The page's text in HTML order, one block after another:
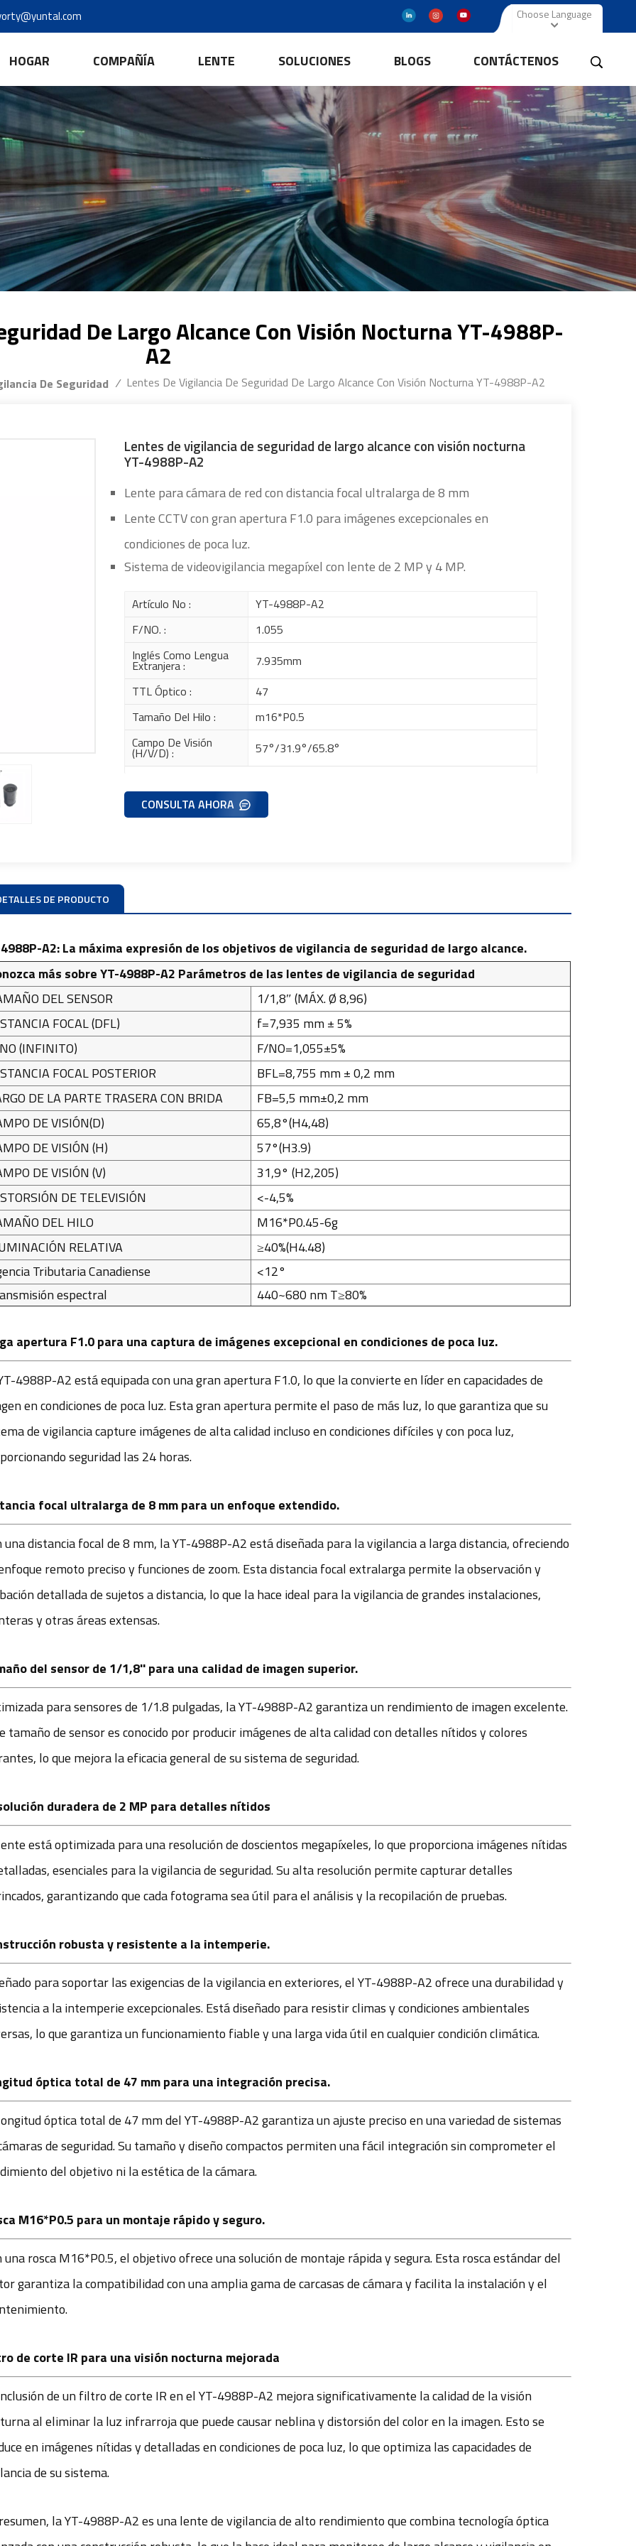
Choose Language
HOGAR COMPAÑÍA LENTE SOLUCIONES BLOGS CONTÁCTENOS
De Largo Alcance Con Visión Nocturna YT-4988P-
A2
De Seguridad / Lentes De Vigilancia De Seguridad De Largo Alcance Con Visión Nocturna YT-4988P-A2
Lentes de vigilancia de seguridad de largo alcance con visión nocturna
YT-4988P-A2
Lente para cámara de red con distancia focal ultralarga de 8 mm
Lente CCTV con gran apertura F1.0 para imágenes excepcionales en
condiciones de poca luz.
Sistema de videovigilancia megapíxel con lente de 2 MP y 4 MP.
Artículo No :
YT-4988P-A2
F/NO. :
1.055
Inglés Como Lengua
Extranjera :
7.935mm
TTL Óptico :
47
Tamaño Del Hilo :
m16*P0.5
Campo De Visión
(H/V/D) : 57°/31.9°/65.8°
CONSULTA AHORA
DE PRODUCTO
A2: La máxima expresión de los objetivos de vigilancia de seguridad de largo alcance.
más sobre YT-4988P-A2 Parámetros de las lentes de vigilancia de seguridad
DEL SENSOR
1/1,8″ (MÁX. Ø 8,96)
FOCAL (DFL)
f=7,935 mm ± 5%
(INFINITO)
F/NO=1,055±5%
FOCAL POSTERIOR
BFL=8,755 mm ± 0,2 mm
DE LA PARTE TRASERA CON BRIDA
FB=5,5 mm±0,2 mm
DE VISIÓN(D)
65,8°(H4,48)
DE VISIÓN (H)
57°(H3.9)
DE VISIÓN (V)
31,9° (H2,205)
DE TELEVISIÓN
<-4,5%
DEL HILO
M16*P0.45-6g
RELATIVA
≥40%(H4.48)
Tributaria Canadiense
<12°
espectral
440~680 nm T≥80%
apertura F1.0 para una captura de imágenes excepcional en condiciones de poca luz.
4988P-A2 está equipada con una gran apertura F1.0, lo que la convierte en líder en capacidades de
en condiciones de poca luz. Esta gran apertura permite el paso de más luz, lo que garantiza que su
de vigilancia capture imágenes de alta calidad incluso en condiciones difíciles y con poca luz,
seguridad las 24 horas.
focal ultralarga de 8 mm para un enfoque extendido.
una distancia focal de 8 mm, la YT-4988P-A2 está diseñada para la vigilancia a larga distancia, ofreciendo
remoto preciso y funciones de zoom. Esta distancia focal extralarga permite la observación y
detallada de sujetos a distancia, lo que la hace ideal para la vigilancia de grandes instalaciones,
y otras áreas extensas.
del sensor de 1/1,8'' para una calidad de imagen superior.
para sensores de 1/1.8 pulgadas, la YT-4988P-A2 garantiza un rendimiento de imagen excelente.
tamaño de sensor es conocido por producir imágenes de alta calidad con detalles nítidos y colores
lo que mejora la eficacia general de su sistema de seguridad.
duradera de 2 MP para detalles nítidos
está optimizada para una resolución de doscientos megapíxeles, lo que proporciona imágenes nítidas
esenciales para la vigilancia de seguridad. Su alta resolución permite capturar detalles
garantizando que cada fotograma sea útil para el análisis y la recopilación de pruebas.
robusta y resistente a la intemperie.
para soportar las exigencias de la vigilancia en exteriores, el YT-4988P-A2 ofrece una durabilidad y
a la intemperie excepcionales. Está diseñado para resistir climas y condiciones ambientales
lo que garantiza un funcionamiento fiable y una larga vida útil en cualquier condición climática.
óptica total de 47 mm para una integración precisa.
óptica total de 47 mm del YT-4988P-A2 garantiza un ajuste preciso en una variedad de sistemas
de seguridad. Su tamaño y diseño compactos permiten una fácil integración sin comprometer el
del objetivo ni la estética de la cámara.
M16*P0.5 para un montaje rápido y seguro.
una rosca M16*P0.5, el objetivo ofrece una solución de montaje rápida y segura. Esta rosca estándar del
garantiza la compatibilidad con una amplia gama de carcasas de cámara y facilita la instalación y el
de corte IR para una visión nocturna mejorada
de un filtro de corte IR en el YT-4988P-A2 mejora significativamente la calidad de la visión
al eliminar la luz infrarroja que puede causar neblina y distorsión del color en la imagen. Esto se
en imágenes nítidas y detalladas en condiciones de poca luz, lo que optimiza las capacidades de
de su sistema.
la YT-4988P-A2 es una lente de vigilancia de alto rendimiento que combina tecnología óptica